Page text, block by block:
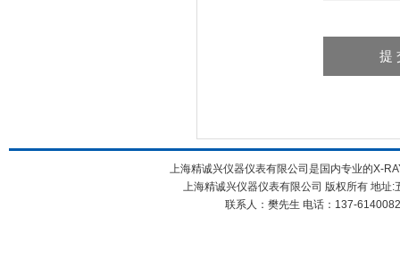
上海精诚兴仪器仪表有限公司是国内专业的X-
上海精诚兴仪器仪表有限公司 版权所有 地
联系人：樊先生 电话：137-